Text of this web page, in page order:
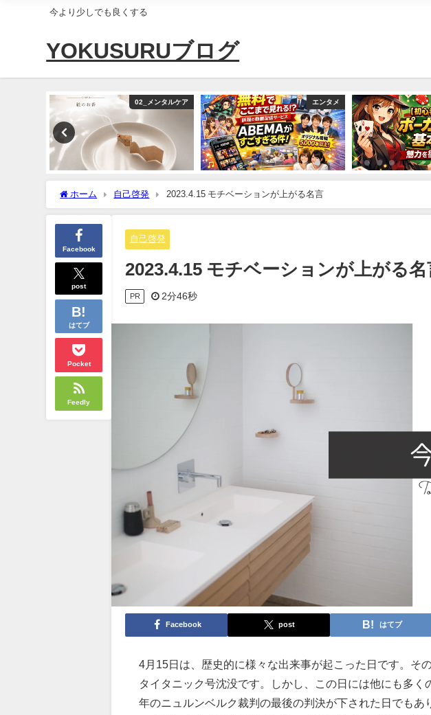
今より少しでも良くする
YOKUSURUブログ
02_メンタルケア エンタメ
ホーム 自己啓発 2023.4.15 モチベーションが上がる名言
Facebook
post
はてブ
Pocket
Feedly
自己啓発
2023.4.15 モチベーションが上がる名
PR 2分46秒
Facebook post はてブ
4月15日は、歴史的に様々な出来事が起こった日です。そ
タイタニック号沈没です。しかし、この日には他にも多
年のニュルンベルク裁判の最後の判決が下された日でもあ